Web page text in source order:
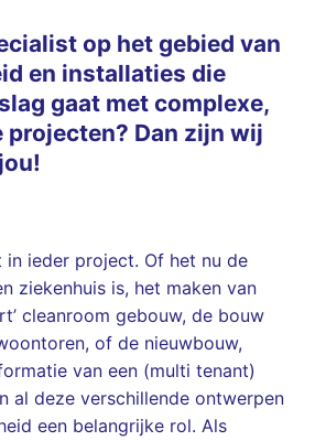
op het gebied van
en installaties die
gaat met complexe,
Dan zijn wij
in ieder project. Of het nu de
ziekenhuis is, het maken van
cleanroom gebouw, de bouw
of de nieuwbouw,
van een (multi tenant)
al deze verschillende ontwerpen
een belangrijke rol. Als